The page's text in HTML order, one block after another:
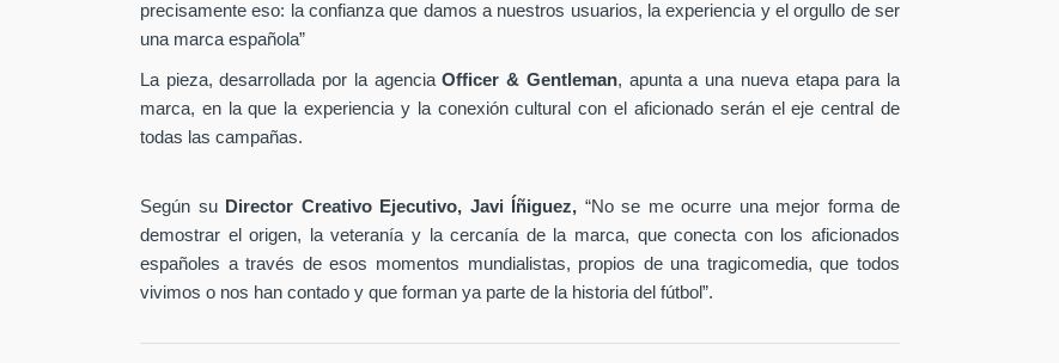
precisamente eso: la confianza que damos a nuestros usuarios, la experiencia y el orgullo de ser
una marca española”
La pieza, desarrollada por la agenciaOfficer & Gentleman, apunta a una nueva etapa para la
marca, en la que la experiencia y la conexión cultural con el aficionado serán el eje central de
todas las campañas.
Según su Director Creativo Ejecutivo, Javi Íñiguez, “No se me ocurre una mejor forma de
demostrar el origen, la veteranía y la cercanía de la marca, que conecta con los aficionados
españoles a través de esos momentos mundialistas, propios de una tragicomedia, que todos
vivimos o nos han contado y que forman ya parte de la historia del fútbol”.